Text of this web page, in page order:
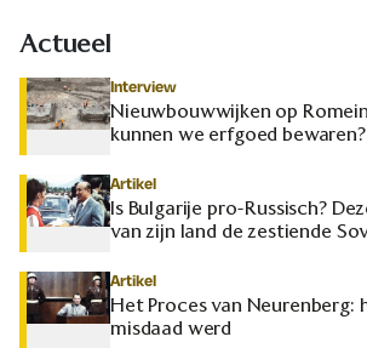
Actueel
Interview
Nieuwbouwwijken op
kunnen we erfgoed bewaren?
Artikel
Is Bulgarije pro-Russisch?
van zijn land de zestiende
Artikel
Het Proces van Neurenberg:
misdaad werd